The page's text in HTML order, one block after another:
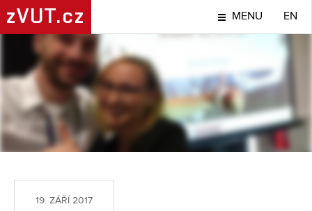
zVUT.cz MENU EN
TÉMA
19. ZÁŘÍ 2017